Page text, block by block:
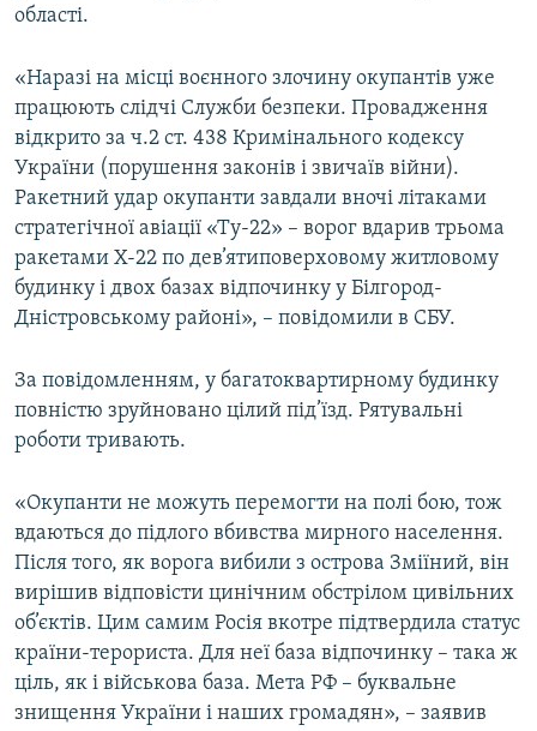
області.
«Наразі на місці воєнного злочину окупантів уже
працюють слідчі Служби безпеки. Провадження
відкрито за ч.2 ст. 438 Кримінального кодексу
України (порушення законів і звичаїв війни).
Ракетний удар окупанти завдали вночі літаками
стратегічної авіації «Ту-22» – ворог вдарив трьома
ракетами Х-22 по дев’ятиповерховому житловому
будинку і двох базах відпочинку у Білгород-
Дністровському районі», – повідомили в СБУ.
За повідомленням, у багатоквартирному будинку
повністю зруйновано цілий під’їзд. Рятувальні
роботи тривають.
«Окупанти не можуть перемогти на полі бою, тож
вдаються до підлого вбивства мирного населення.
Після того, як ворога вибили з острова Зміїний, він
вирішив відповісти цинічним обстрілом цивільних
об’єктів. Цим самим Росія вкотре підтвердила статус
країни-терориста. Для неї база відпочинку – така ж
ціль, як і військова база. Мета РФ – буквальне
знищення України і наших громадян», – заявив